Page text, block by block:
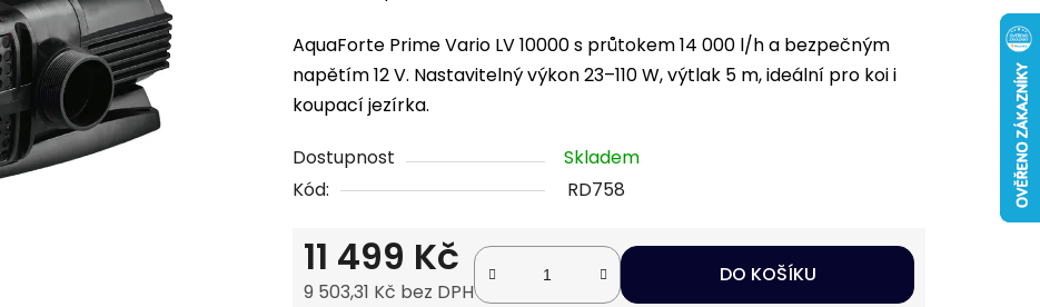
je
0,0
z
hvězdiček.
AquaForte Prime Vario LV 10000 s průtokem 14 000 l/h a bezpečným
napětím 12 V. Nastavitelný výkon 23–110 W, výtlak 5 m, ideální pro koi i
koupací jezírka.
Dostupnost
Skladem
Kód:
RD758
11 499 Kč
9 503,31 Kč bez DPH
DO KOŠÍKU